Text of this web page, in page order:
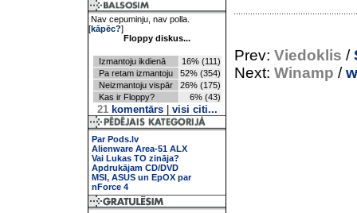
Nav cepuminju, nav polla.
[kāpēc?]
Floppy diskus...
Izmantoju ikdienā
16% (111)
Pa retam izmantoju
52% (354)
Neizmantoju vispār
26% (175)
Kas ir Floppy?
6% (43)
21komentārs| visi citi...
Par Pods.lv
Alienware Area-51 ALX
Vai Lukas TO zināja?
Apdrukājam CD/DVD
MSI, ASUS un EpOX par
nForce 4
Prev: Viedoklis /
Next: Winamp /